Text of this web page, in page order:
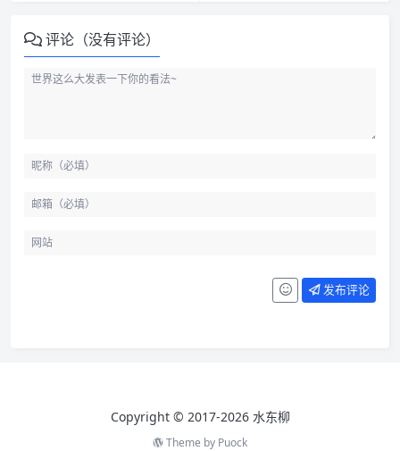
评论（没有评论）
发布评论
Copyright © 2017-2026 水东柳
Theme by Puock